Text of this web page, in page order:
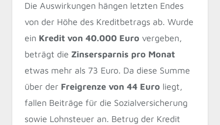
Die Auswirkungen hängen letzten Endes
von der Höhe des Kreditbetrags ab. Wurde
ein Kredit von 40.000 Euro vergeben,
beträgt die Zinsersparnis pro Monat
etwas mehr als 73 Euro. Da diese Summe
über der Freigrenze von 44 Euro liegt,
fallen Beiträge für die Sozialversicherung
sowie Lohnsteuer an. Betrug der Kredit